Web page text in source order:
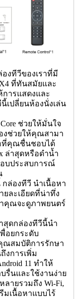
งทีวีของเราที่มี
ที่ทันสมัยและ
การแสดงและ
เปลี่ยนห้องนั่งเล่น
ช่วยให้มั่นใจ
งช่วยให้คุณสามา
ที่คุณชื่นชอบได้
ล่าสุดหรือดำน้ำ
บประสบการณ์
กล่องทีวี นำเนื้อหา
ละเอียดที่น่าทึ่ง
คุณจะดูภาพยนตร์
สุดกล่องทีวีนี้นำ
อยกระดับ
ณสมบัติการรักษา
งการเพิ่ม
11 ทำให้
รื่นและใช้งานง่าย
ายรวมถึง Wi-Fi,
รีมเนื้อหาแบบไร้